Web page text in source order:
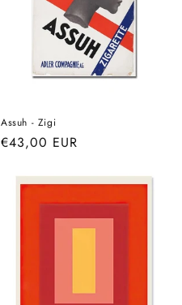
Assuh - Zigi
Prix
€43,00 EUR